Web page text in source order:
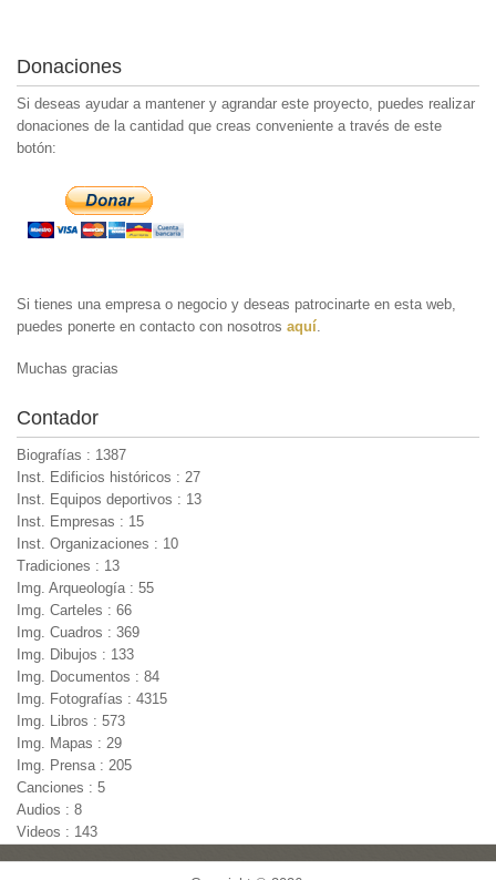
Donaciones
Si deseas ayudar a mantener y agrandar este proyecto, puedes realizar
donaciones de la cantidad que creas conveniente a través de este
botón:
Si tienes una empresa o negocio y deseas patrocinarte en esta web,
puedes ponerte en contacto con nosotros aquí
Muchas gracias
Contador
Biografías : 1387
Inst. Edificios históricos : 27
Inst. Equipos deportivos : 13
Inst. Empresas : 15
Inst. Organizaciones : 10
Tradiciones : 13
Img. Arqueología : 55
Img. Carteles : 66
Img. Cuadros : 369
Img. Dibujos : 133
Img. Documentos : 84
Img. Fotografías : 4315
Img. Libros : 573
Img. Mapas : 29
Img. Prensa : 205
Canciones : 5
Audios : 8
Videos : 143